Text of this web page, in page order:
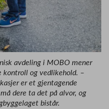
avdeling i MOBO mener
og vedlikehold. –
er et gjentagende
dere ta det på alvor, og
bistår.